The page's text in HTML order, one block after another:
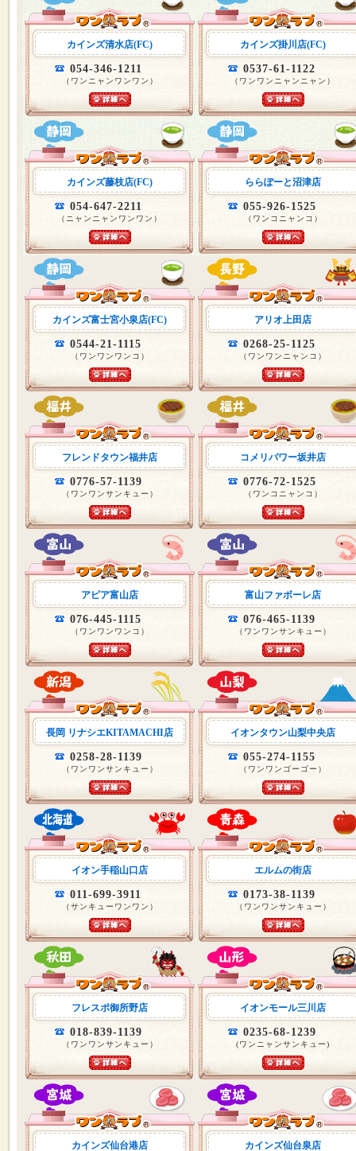
カインズ清水店(FC)
054-346-1211
（ワンニャンワンワン）
カインズ掛川店(FC)
0537-61-1122
（ワンワンニャンニャン）
カインズ藤枝店(FC)
054-647-2211
（ニャンニャンワンワン）
ららぽーと沼津店
055-926-1525
（ワンコニャンコ）
カインズ富士宮小泉店(FC)
0544-21-1115
（ワンワンワンコ）
アリオ上田店
0268-25-1125
（ワンワンニャンコ）
フレンドタウン福井店
0776-57-1139
（ワンワンサンキュー）
コメリパワー坂井店
0776-72-1525
（ワンコニャンコ）
アピア富山店
076-445-1115
（ワンワンワンコ）
富山ファボーレ店
076-465-1139
（ワンワンサンキュー）
長岡 リナシエKITAMACHI店
0258-28-1139
（ワンワンサンキュー）
イオンタウン山梨中央店
055-274-1155
（ワンワンゴーゴー）
イオン手稲山口店
011-699-3911
（サンキューワンワン）
エルムの街店
0173-38-1139
（ワンワンサンキュー）
フレスポ御所野店
018-839-1139
（ワンワンサンキュー）
イオンモール三川店
0235-68-1239
(ワンニャンサンキュー)
カインズ仙台港店 カインズ仙台泉店